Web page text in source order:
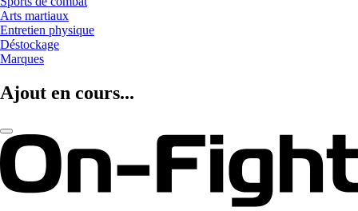
Arts martiaux
Entretien physique
Déstockage
Marques
Ajout en cours...